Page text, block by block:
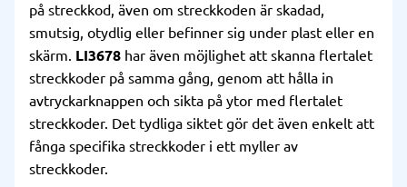
på streckkod, även om streckkoden är skadad,
smutsig, otydlig eller befinner sig under plast eller en
skärm. LI3678 har även möjlighet att skanna flertalet
streckkoder på samma gång, genom att hålla in
avtryckarknappen och sikta på ytor med flertalet
streckkoder. Det tydliga siktet gör det även enkelt att
fånga specifika streckkoder i ett myller av
streckkoder.